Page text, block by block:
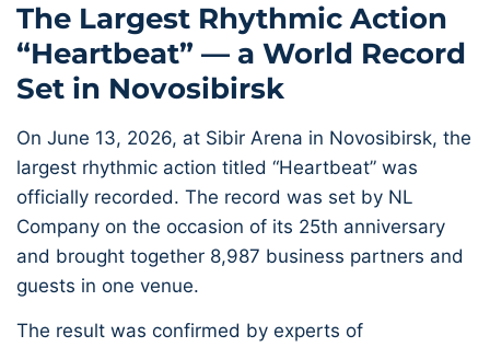
The Largest Rhythmic Action
“Heartbeat” — a World Record
Set in Novosibirsk
On June 13, 2026, at Sibir Arena in Novosibirsk, the
largest rhythmic action titled “Heartbeat” was
officially recorded. The record was set by NL
Company on the occasion of its 25th anniversary
and brought together 8,987 business partners and
guests in one venue.
The result was confirmed by experts of